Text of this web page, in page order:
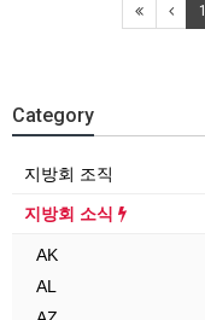
1
Category
지방회 조직
지방회 소식
AK
AL